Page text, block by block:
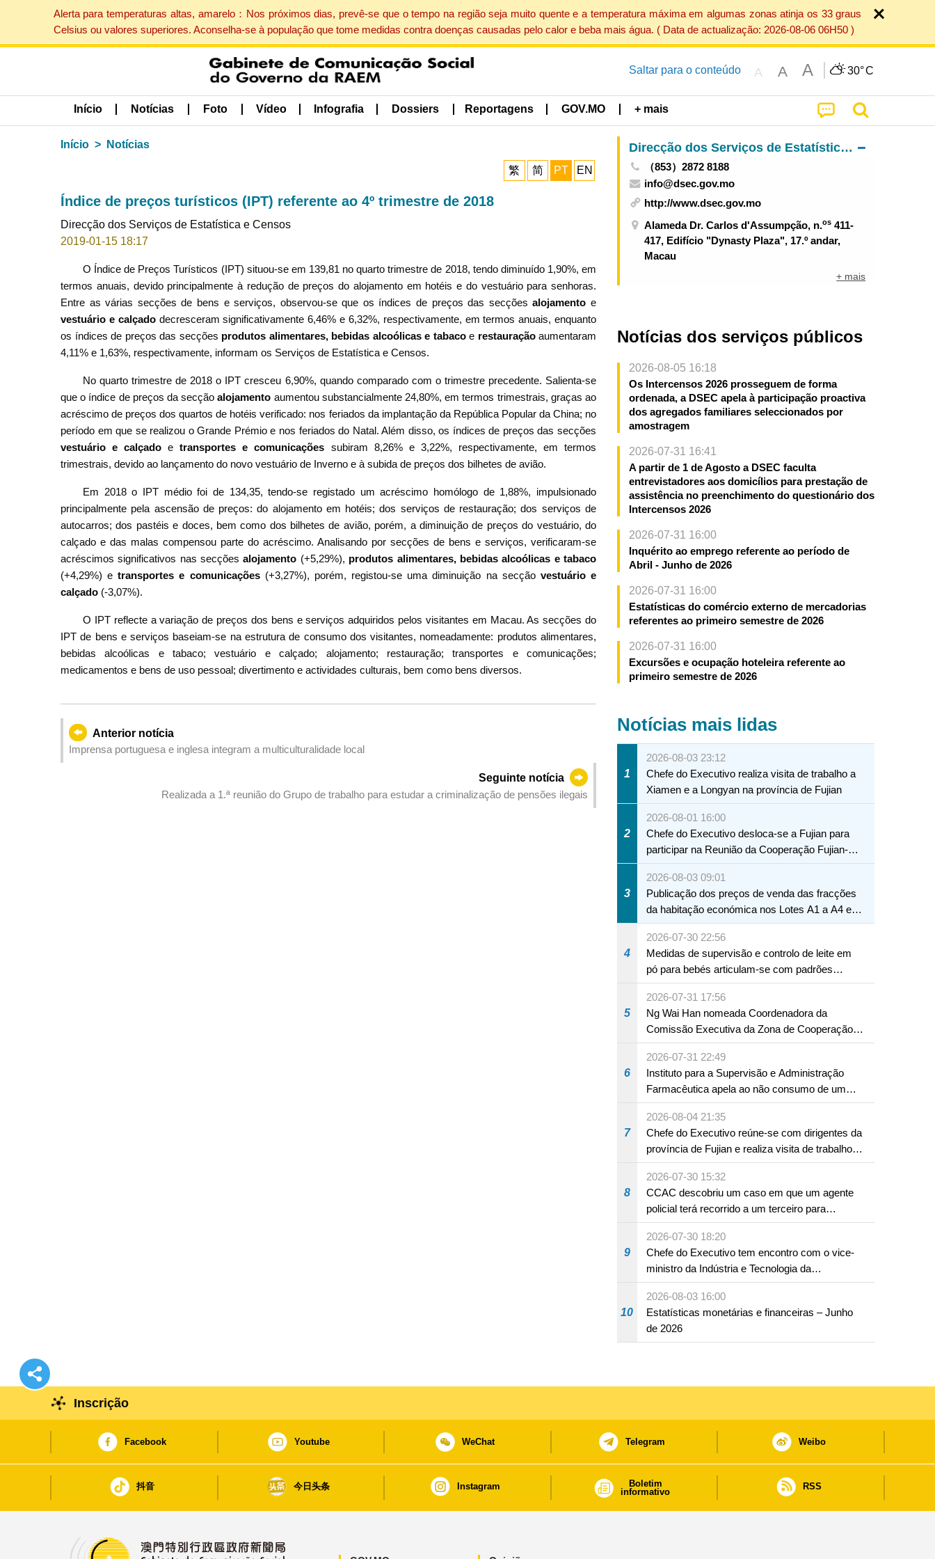
Alerta para temperaturas altas, amarelo：Nos próximos dias, prevê-se que o tempo na região seja muito quente e a temperatura máxima em algumas zonas atinja os 33 graus
Celsius ou valores superiores. Aconselha-se à população que tome medidas contra doenças causadas pelo calor e beba mais água. ( Data de actualização: 2026-08-06 06H50 )
Saltar para o conteúdo A A A 30°C
Início Notícias Foto Vídeo Infografia Dossiers Reportagens GOV.MO + mais
Início Notícias
繁 简 PT EN
Índice de preços turísticos (IPT) referente ao 4º trimestre de 2018
Direcção dos Serviços de Estatística e Censos
2019-01-15 18:17
O Índice de Preços Turísticos (IPT) situou-se em 139,81 no quarto trimestre de 2018, tendo diminuído 1,90%, em
termos anuais, devido principalmente à redução de preços do alojamento em hotéis e do vestuário para senhoras.
Entre as várias secções de bens e serviços, observou-se que os índices de preços das secçõesalojamentoe
vestuário e calçado decresceram significativamente 6,46% e 6,32%, respectivamente, em termos anuais, enquanto
os índices de preços das secções produtos alimentares, bebidas alcoólicas e tabacoe restauração aumentaram
4,11% e 1,63%, respectivamente, informam os Serviços de Estatística e Censos.
No quarto trimestre de 2018 o IPT cresceu 6,90%, quando comparado com o trimestre precedente. Salienta-se
que o índice de preços da secçãoalojamento aumentou substancialmente 24,80%, em termos trimestrais, graças ao
acréscimo de preços dos quartos de hotéis verificado: nos feriados da implantação da República Popular da China; no
período em que se realizou o Grande Prémio e nos feriados do Natal. Além disso, os índices de preços das secções
vestuário e calçadoetransportes e comunicações subiram 8,26% e 3,22%, respectivamente, em termos
trimestrais, devido ao lançamento do novo vestuário de Inverno e à subida de preços dos bilhetes de avião.
Em 2018 o IPT médio foi de 134,35, tendo-se registado um acréscimo homólogo de 1,88%, impulsionado
principalmente pela ascensão de preços: do alojamento em hotéis; dos serviços de restauração; dos serviços de
autocarros; dos pastéis e doces, bem como dos bilhetes de avião, porém, a diminuição de preços do vestuário, do
calçado e das malas compensou parte do acréscimo. Analisando por secções de bens e serviços, verificaram-se
acréscimos significativos nas secçõesalojamento (+5,29%), produtos alimentares, bebidas alcoólicas e tabaco
(+4,29%) etransportes e comunicações (+3,27%), porém, registou-se uma diminuição na secção vestuário e
calçado (-3,07%).
O IPT reflecte a variação de preços dos bens e serviços adquiridos pelos visitantes em Macau. As secções do
IPT de bens e serviços baseiam-se na estrutura de consumo dos visitantes, nomeadamente: produtos alimentares,
bebidas alcoólicas e tabaco; vestuário e calçado; alojamento; restauração; transportes e comunicações;
medicamentos e bens de uso pessoal; divertimento e actividades culturais, bem como bens diversos.
Anterior notícia
Imprensa portuguesa e inglesa integram a multiculturalidade local
Seguinte notícia
Realizada a 1.ª reunião do Grupo de trabalho para estudar a criminalização de pensões ilegais
Direcção dos Serviços de Estatística e Censos
（853）2872 8188
info@dsec.gov.mo
http://www.dsec.gov.mo
Alameda Dr. Carlos d'Assumpção, n.os 411-
417, Edifício "Dynasty Plaza", 17.º andar,
Macau
+ mais
Notícias dos serviços públicos
2026-08-05 16:18
Os Intercensos 2026 prosseguem de forma
ordenada, a DSEC apela à participação proactiva
dos agregados familiares seleccionados por
amostragem
2026-07-31 16:41
A partir de 1 de Agosto a DSEC faculta
entrevistadores aos domicílios para prestação de
assistência no preenchimento do questionário dos
Intercensos 2026
2026-07-31 16:00
Inquérito ao emprego referente ao período de
Abril - Junho de 2026
2026-07-31 16:00
Estatísticas do comércio externo de mercadorias
referentes ao primeiro semestre de 2026
2026-07-31 16:00
Excursões e ocupação hoteleira referente ao
primeiro semestre de 2026
Notícias mais lidas
1
2026-08-03 23:12
Chefe do Executivo realiza visita de trabalho a
Xiamen e a Longyan na província de Fujian
2
2026-08-01 16:00
Chefe do Executivo desloca-se a Fujian para
participar na Reunião da Cooperação Fujian-
Macau
3
2026-08-03 09:01
Publicação dos preços de venda das fracções
da habitação económica nos Lotes A1 a A4 e
A12 da Zona A dos Novos Aterros
4
2026-07-30 22:56
Medidas de supervisão e controlo de leite em
pó para bebés articulam-se com padrões
internacionais Serviços interdepartamentais
envidam esforços para assegurar a saúde dos
bebés e crianças, assim como a segurança
alimentar
5
2026-07-31 17:56
Ng Wai Han nomeada Coordenadora da
Comissão Executiva da Zona de Cooperação
Aprofundada entre Guangdong e Macau em
Hengqin
6
2026-07-31 22:49
Instituto para a Supervisão e Administração
Farmacêutica apela ao não consumo de um
produto com substâncias medicamentosas
ocidentais
7
2026-08-04 21:35
Chefe do Executivo reúne-se com dirigentes da
província de Fujian e realiza visita de trabalho
em Fuzhou
8
2026-07-30 15:32
CCAC descobriu um caso em que um agente
policial terá recorrido a um terceiro para
assumir por si a culpa na sequência de uma
infracção rodoviária
9
2026-07-30 18:20
Chefe do Executivo tem encontro com o vice-
ministro da Indústria e Tecnologia da
Informação
10
2026-08-03 16:00
Estatísticas monetárias e financeiras – Junho
de 2026
Inscrição
Facebook Youtube WeChat Telegram Weibo
抖音 今日头条 Instagram
Boletim
informativo
RSS